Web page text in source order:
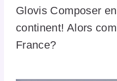
Glovis Composer
continent! Alors
France?